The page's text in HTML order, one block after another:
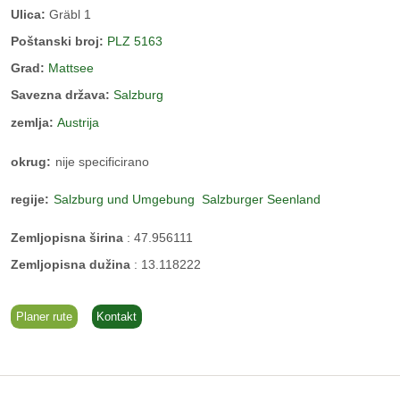
Ulica: Gräbl 1
Poštanski broj: PLZ 5163
Grad: Mattsee
Savezna država: Salzburg
zemlja: Austrija
okrug: nije specificirano
regije: Salzburg und Umgebung Salzburger Seenland
Zemljopisna širina : 47.956111
Zemljopisna dužina : 13.118222
Planer rute Kontakt